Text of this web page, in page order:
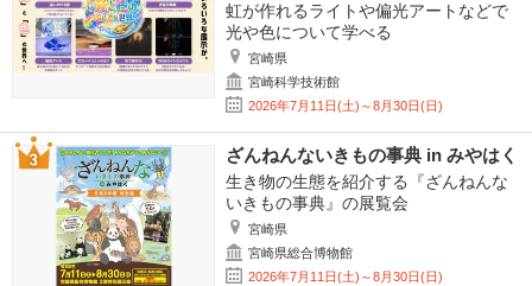
虹が作れるライトや偏光アートなどで
光や色について学べる
宮崎県
宮崎科学技術館
2026年7月11日(土)～8月30日(日)
ざんねんないきもの事典 in みやはく
生き物の生態を紹介する『ざんねんな
いきもの事典』の展覧会
宮崎県
宮崎県総合博物館
2026年7月11日(土)～8月30日(日)